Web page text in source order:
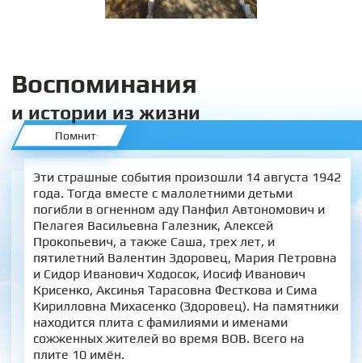
Воспоминания
и истории из жизни
Помнит
Эти страшные события произошли 14 августа 1942
года. Тогда вместе с малолетними детьми
погибли в огненном аду Панфил Автономович и
Пелагея Васильевна Галезник, Алексей
Прокопьевич, а также Саша, трех лет, и
пятилетний Валентин Здоровец, Мария Петровна
и Сидор Иванович Ходосок, Иосиф Иванович
Крисенко, Аксинья Тарасовна Фесткова и Сима
Кирилловна Михасенко (Здоровец). На памятники
находится плита с фамилиями и именами
сожженных жителей во время ВОВ. Всего на
плите 10 имён.